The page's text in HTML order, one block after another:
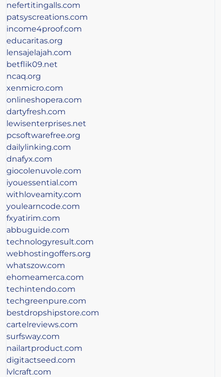
nefertitingalls.com
patsyscreations.com
income4proof.com
educaritas.org
lensajelajah.com
betflik09.net
ncaq.org
xenmicro.com
onlineshopera.com
dartyfresh.com
lewisenterprises.net
pcsoftwarefree.org
dailylinking.com
dnafyx.com
giocolenuvole.com
iyouessential.com
withloveamity.com
youlearncode.com
fxyatirim.com
abbuguide.com
technologyresult.com
webhostingoffers.org
whatszow.com
ehomeamerca.com
techintendo.com
techgreenpure.com
bestdropshipstore.com
cartelreviews.com
surfsway.com
nailartproduct.com
digitactseed.com
lvlcraft.com